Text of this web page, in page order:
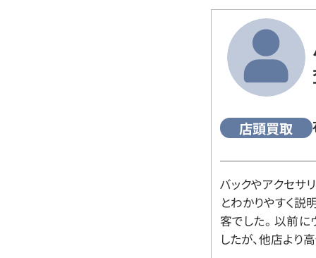
店頭買取
バックやアクセサ
とわかりやすく説
客でした。 以前
したが、他店より